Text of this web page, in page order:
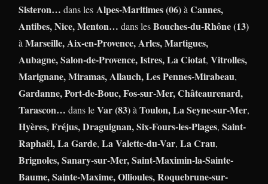
Sisteron… dans les Alpes-Maritimes (06)à Cannes,
Antibes, Nice, Menton… dans lesBouches-du-Rhône (13)
à Marseille, Aix-en-Provence, Arles, Martigues,
Aubagne, Salon-de-Provence, Istres, La Ciotat, Vitrolles,
Marignane, Miramas, Allauch,Les Pennes-Mirabeau,
Gardanne, Port-de-Bouc, Fos-sur-Mer, Châteaurenard,
Tarascon… dans leVar (83)à Toulon,La Seyne-sur-Mer,
Hyères, Fréjus, Draguignan,Six-Fours-les-Plages, Saint-
Raphaël,La Garde, La Valette-du-Var, La Crau,
Brignoles, Sanary-sur-Mer, Saint-Maximin-la-Sainte-
Baume, Sainte-Maxime, Ollioules, Roquebrune-sur-